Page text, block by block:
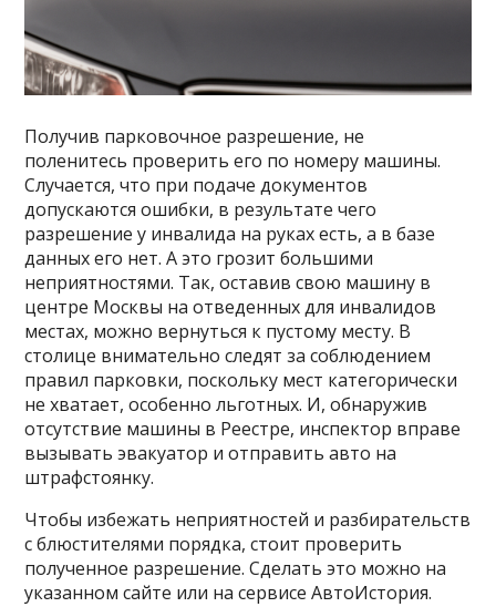
Получив парковочное разрешение, не
поленитесь проверить его по номеру машины.
Случается, что при подаче документов
допускаются ошибки, в результате чего
разрешение у инвалида на руках есть, а в базе
данных его нет. А это грозит большими
неприятностями. Так, оставив свою машину в
центре Москвы на отведенных для инвалидов
местах, можно вернуться к пустому месту. В
столице внимательно следят за соблюдением
правил парковки, поскольку мест категорически
не хватает, особенно льготных. И, обнаружив
отсутствие машины в Реестре, инспектор вправе
вызывать эвакуатор и отправить авто на
штрафстоянку.
Чтобы избежать неприятностей и разбирательств
с блюстителями порядка, стоит проверить
полученное разрешение. Сделать это можно на
указанном сайте или на сервисе АвтоИстория.